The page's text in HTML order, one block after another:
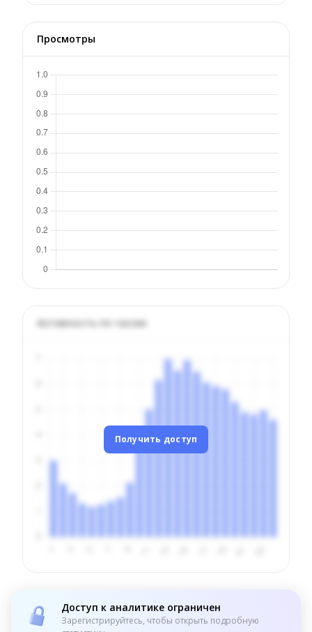
Просмотры
Активность по часам
Получить доступ
Доступ к аналитике ограничен
Зарегистрируйтесь, чтобы открыть подробную